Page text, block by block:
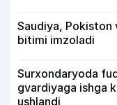
Saudiya, Pokiston
bitimi imzoladi
Surxondaryoda
gvardiyaga ishga
ushlandi